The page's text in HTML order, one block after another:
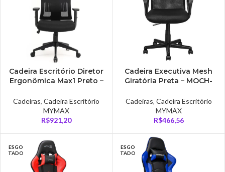
Cadeira Escritório Diretor
Ergonômica Max1 Preto –
Cadeiras,Cadeira Escritório
MYMAX
R$921,20
Cadeira Executiva Mesh
Giratória Preta – MOCH-
Cadeiras, Cadeira Escritório
MYMAX
R$466,56
ESGO
TADO
ESGO
TADO